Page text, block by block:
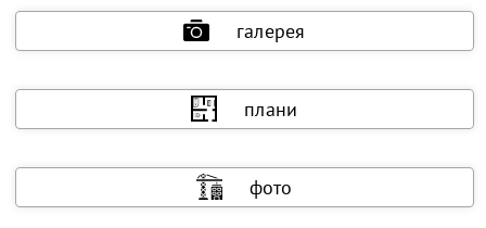
галерея
плани
фото